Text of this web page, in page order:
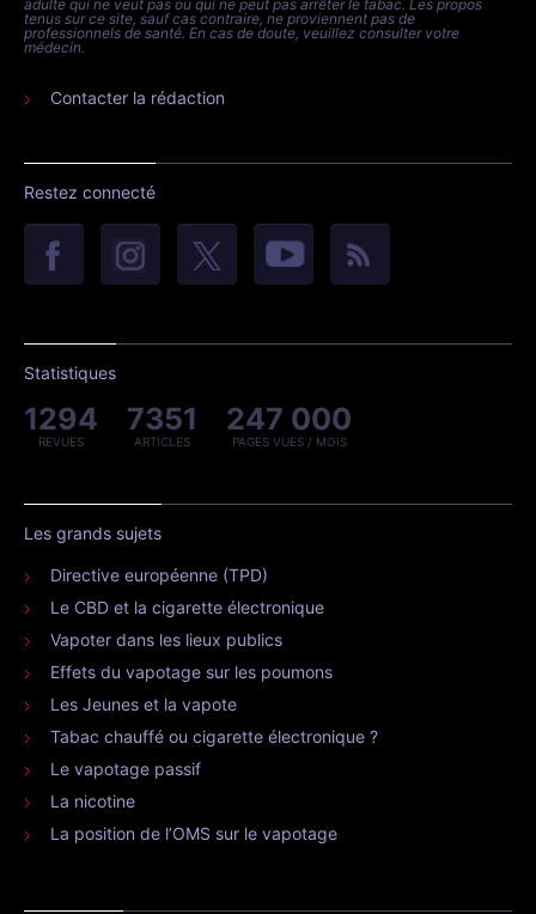
adulte qui ne veut pas ou qui ne peut pas arrêter le tabac. Les propos
tenus sur ce site, sauf cas contraire, ne proviennent pas de
professionnels de santé. En cas de doute, veuillez consulter votre
médecin.
Contacter la rédaction
Restez connecté
Statistiques
1294
REVUES
7351
ARTICLES
247 000
PAGES VUES / MOIS
Les grands sujets
Directive européenne (TPD)
Le CBD et la cigarette électronique
Vapoter dans les lieux publics
Effets du vapotage sur les poumons
Les Jeunes et la vapote
Tabac chauffé ou cigarette électronique ?
Le vapotage passif
La nicotine
La position de l’OMS sur le vapotage